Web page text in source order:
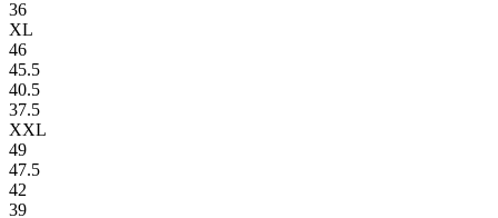
36
XL
46
45.5
40.5
37.5
XXL
49
47.5
42
39